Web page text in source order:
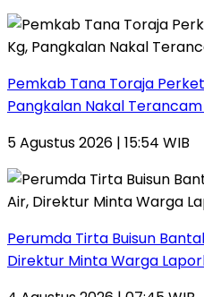
Pemkab Tana Toraja
Pangkalan Nakal
5 Agustus 2026 | 15:54 WIB
Perumda Tirta Buisun
Direktur Minta Warga